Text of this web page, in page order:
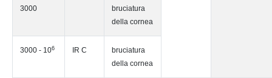
3000
bruciatura
della cornea
3000 - 106 IR C
bruciatura
della cornea